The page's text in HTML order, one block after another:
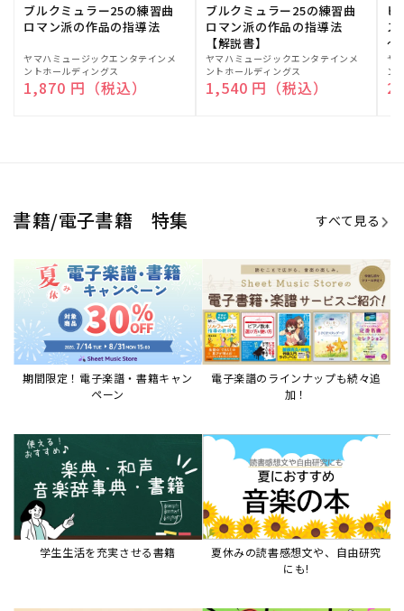
ブルクミュラー25の練習曲
ロマン派の作品の指導法
販
売
元:
ヤマハミュージックエンタテインメ
ントホールディングス
通常価格
1,870 円（税込）
ブルクミュラー25の練習曲
ロマン派の作品の指導法
【解説書】
販
売
元:
ヤマハミュージックエンタテインメ
ントホールディングス
通常価格
1,540 円（税込）
ピ
ス
～
販
売
元:
ヤ
ン
書籍/電子書籍 特集 すべて見る
期間限定！電子楽譜・書籍キャン
ペーン
電子楽譜のラインナップも続々追
加！
学生生活を充実させる書籍
夏休みの読書感想文や、自由研究
にも!